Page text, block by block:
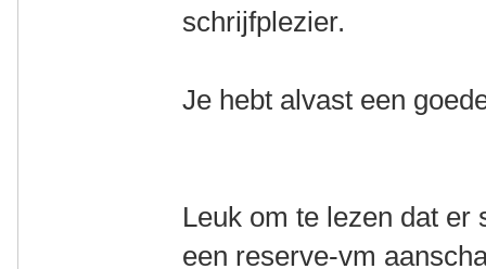
schrijfplezier.
Je hebt alvast een
Leuk om te lezen dat er
een reserve-vm